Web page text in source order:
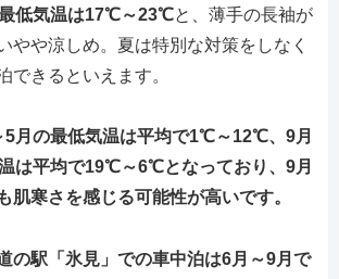
低気温は17℃～23℃と、薄手の長袖が
やや涼しめ。夏は特別な対策をしなく
できるといえます。
5月の最低気温は平均で1℃～12℃、9月
は平均で19℃～6℃となっており、9月
肌寒さを感じる可能性が高いです。
の駅「氷見」での車中泊は6月～9月で